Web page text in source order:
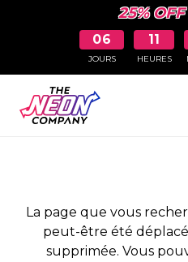
25%
06
JOURS
11
HEURES
PAGE NON
La page que vous
peut-être été
supprimée. Vous